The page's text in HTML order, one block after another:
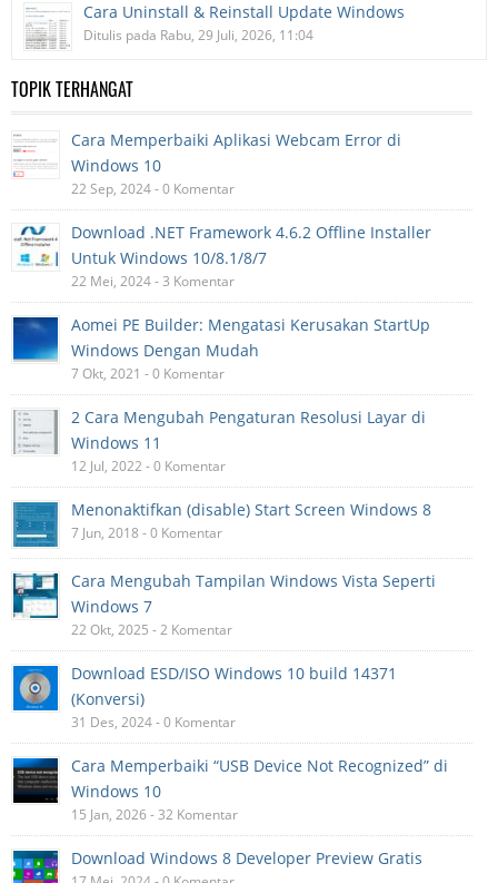
Cara Uninstall & Reinstall Update Windows
Ditulis pada Rabu, 29 Juli, 2026, 11:04
TOPIK TERHANGAT
Cara Memperbaiki Aplikasi Webcam Error di
Windows 10
22 Sep, 2024 - 0 Komentar
Download .NET Framework 4.6.2 Offline Installer
Untuk Windows 10/8.1/8/7
22 Mei, 2024 - 3 Komentar
Aomei PE Builder: Mengatasi Kerusakan StartUp
Windows Dengan Mudah
7 Okt, 2021 - 0 Komentar
2 Cara Mengubah Pengaturan Resolusi Layar di
Windows 11
12 Jul, 2022 - 0 Komentar
Menonaktifkan (disable) Start Screen Windows 8
7 Jun, 2018 - 0 Komentar
Cara Mengubah Tampilan Windows Vista Seperti
Windows 7
22 Okt, 2025 - 2 Komentar
Download ESD/ISO Windows 10 build 14371
(Konversi)
31 Des, 2024 - 0 Komentar
Cara Memperbaiki “USB Device Not Recognized” di
Windows 10
15 Jan, 2026 - 32 Komentar
Download Windows 8 Developer Preview Gratis